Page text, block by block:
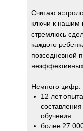
Считаю
ключи к нашим
стремлюсь
каждого
повседневной
Немного цифр:
12 лет
составления
обучения.
более 27